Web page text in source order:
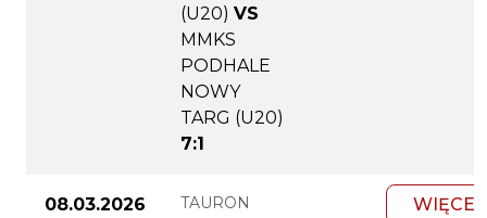
(U20) VS
MMKS
PODHALE
NOWY
TARG (U20)
7:1
08.03.2026
TAURON
WIĘCEJ